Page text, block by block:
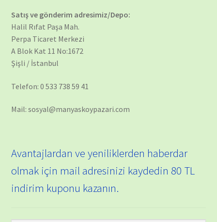
Satış ve gönderim adresimiz/Depo:
Halil Rıfat Paşa Mah.
Perpa Ticaret Merkezi
A Blok Kat 11 No:1672
Şişli / İstanbul
Telefon: 0 533 738 59 41
Mail: sosyal@manyaskoypazari.com
Avantajlardan ve yeniliklerden haberdar
olmak için mail adresinizi kaydedin 80 TL
indirim kuponu kazanın.